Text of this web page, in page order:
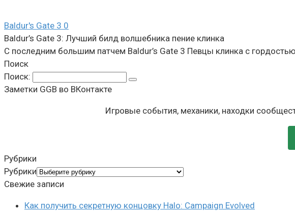
Baldur's Gate 3 0
Baldur’s Gate 3: Лучший билд волшебника пение клинка
С последним большим патчем Baldur’s Gate 3 Певцы клинка с
Поиск
Поиск:
Заметки GGB во ВКонтакте
Игровые события, механики, находки
Рубрики
Рубрики
Свежие записи
Как получить секретную концовку Halo: Campaign Evolved